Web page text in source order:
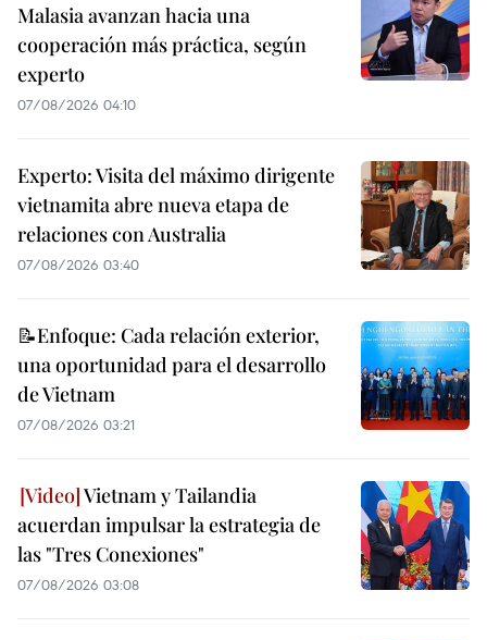
Malasia avanzan hacia una
cooperación más práctica, según
experto
07/08/2026 04:10
Experto: Visita del máximo dirigente
vietnamita abre nueva etapa de
relaciones con Australia
07/08/2026 03:40
📝Enfoque: Cada relación exterior,
una oportunidad para el desarrollo
de Vietnam
07/08/2026 03:21
Vietnam y Tailandia
acuerdan impulsar la estrategia de
las "Tres Conexiones"
07/08/2026 03:08